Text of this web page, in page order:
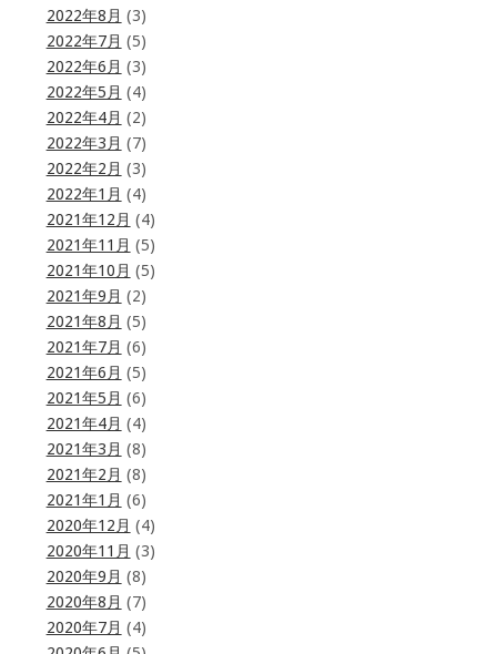
2022年8月 (3)
2022年7月 (5)
2022年6月 (3)
2022年5月 (4)
2022年4月 (2)
2022年3月 (7)
2022年2月 (3)
2022年1月 (4)
2021年12月 (4)
2021年11月 (5)
2021年10月 (5)
2021年9月 (2)
2021年8月 (5)
2021年7月 (6)
2021年6月 (5)
2021年5月 (6)
2021年4月 (4)
2021年3月 (8)
2021年2月 (8)
2021年1月 (6)
2020年12月 (4)
2020年11月 (3)
2020年9月 (8)
2020年8月 (7)
2020年7月 (4)